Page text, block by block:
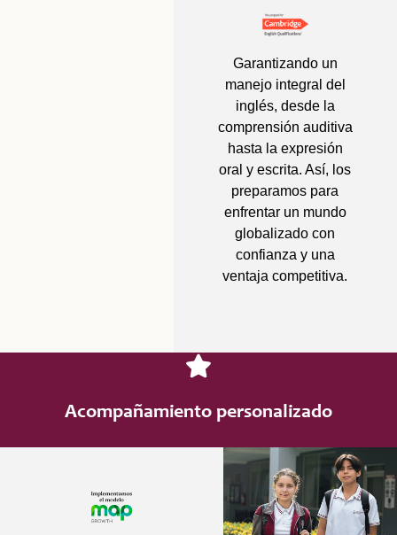
Garantizando un
manejo integral del
inglés, desde la
comprensión auditiva
hasta la expresión
oral y escrita. Así, los
preparamos para
enfrentar un mundo
globalizado con
confianza y una
ventaja competitiva.
Acompañamiento personalizado